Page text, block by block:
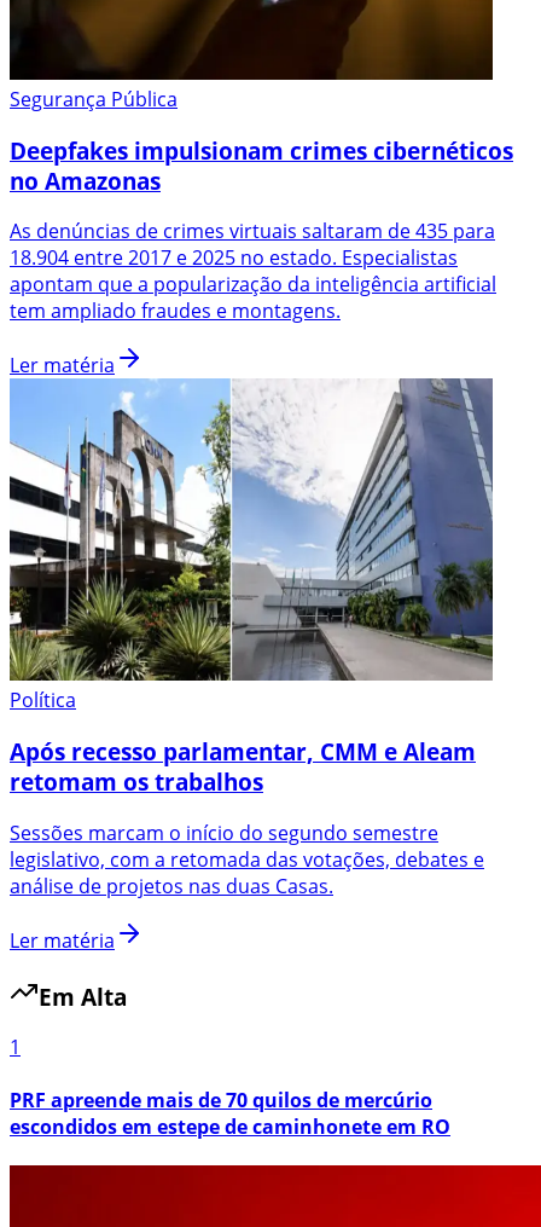
Segurança Pública
Deepfakes impulsionam crimes cibernéticos
no Amazonas
As denúncias de crimes virtuais saltaram de 435 para
18.904 entre 2017 e 2025 no estado. Especialistas
apontam que a popularização da inteligência artificial
tem ampliado fraudes e montagens.
Ler matéria
Política
Após recesso parlamentar, CMM e Aleam
retomam os trabalhos
Sessões marcam o início do segundo semestre
legislativo, com a retomada das votações, debates e
análise de projetos nas duas Casas.
Ler matéria
Em Alta
1
PRF apreende mais de 70 quilos de mercúrio
escondidos em estepe de caminhonete em RO